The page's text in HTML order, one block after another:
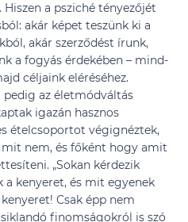
a psziché tényezőjét
akár képet teszünk ki a
akár szerződést írunk,
a fogyás érdekében – mind-
céljaink eléréséhez.
az életmódváltás
igazán hasznos
ételcsoportot végignéztek,
nem, és főként hogy amit
„Sokan kérdezik
kenyeret, és mit egyenek
Csak épp nem
finomságokról is szó